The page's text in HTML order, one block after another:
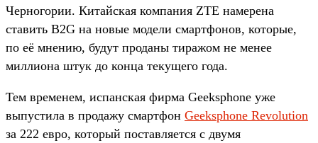
Черногории. Китайская компания ZTE намерена
ставить B2G на новые модели смартфонов, которые,
по её мнению, будут проданы тиражом не менее
миллиона штук до конца текущего года.
Тем временем, испанская фирма Geeksphone уже
выпустила в продажу смартфон Geeksphone Revolution
за 222 евро, который поставляется с двумя